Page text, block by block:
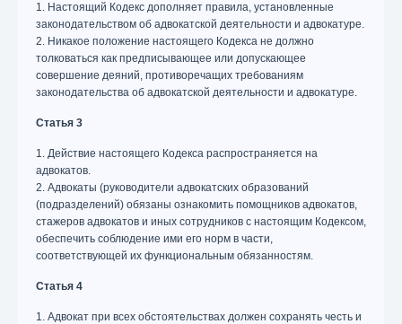
1. Настоящий Кодекс дополняет правила, установленные
законодательством об адвокатской деятельности и адвокатуре.
2. Никакое положение настоящего Кодекса не должно
толковаться как предписывающее или допускающее
совершение деяний, противоречащих требованиям
законодательства об адвокатской деятельности и адвокатуре.
Статья 3
1. Действие настоящего Кодекса распространяется на
адвокатов.
2. Адвокаты (руководители адвокатских образований
(подразделений) обязаны ознакомить помощников адвокатов,
стажеров адвокатов и иных сотрудников с настоящим Кодексом,
обеспечить соблюдение ими его норм в части,
соответствующей их функциональным обязанностям.
Статья 4
1. Адвокат при всех обстоятельствах должен сохранять честь и